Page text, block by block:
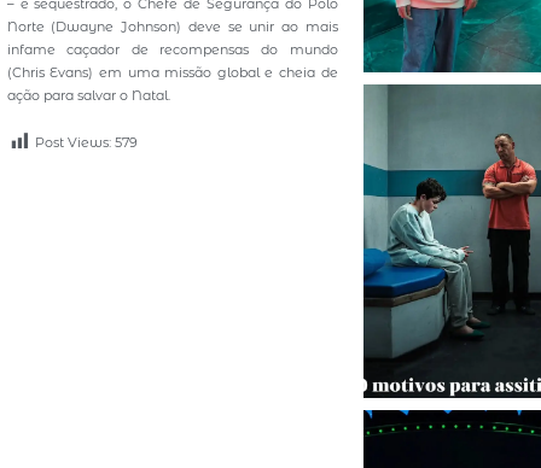
– é sequestrado, o Chefe de Segurança do Polo
Norte (Dwayne Johnson) deve se unir ao mais
infame caçador de recompensas do mundo
(Chris Evans) em uma missão global e cheia de
ação para salvar o Natal.
Post Views: 579